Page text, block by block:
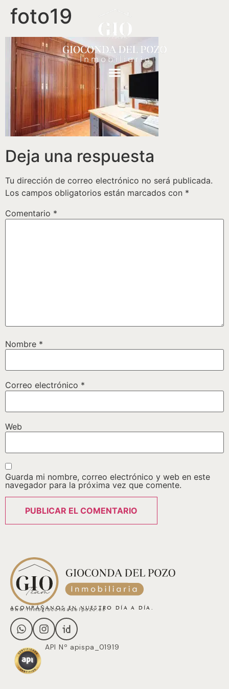
foto19
Deja una respuesta
Tu dirección de correo electrónico no será publicada.
Los campos obligatorios están marcados con *
Comentario *
Nombre *
Correo electrónico *
Web
Guarda mi nombre, correo electrónico y web en este
navegador para la próxima vez que comente.
ACOMPÁÑANOS EN NUESTRO DÍA A DÍA.
www.inmogiocondadelpozo.es
API Nº apispa_01919